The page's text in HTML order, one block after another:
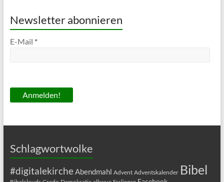
Newsletter abonnieren
E-Mail *
Schlagwortwolke
#digitalekircheAbendmahl Advent Adventskalender Bibel